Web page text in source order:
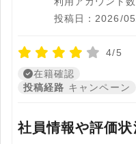
投稿日：2026/
4/5
在籍確認
投稿経路 キャンペーン
社員情報や評価